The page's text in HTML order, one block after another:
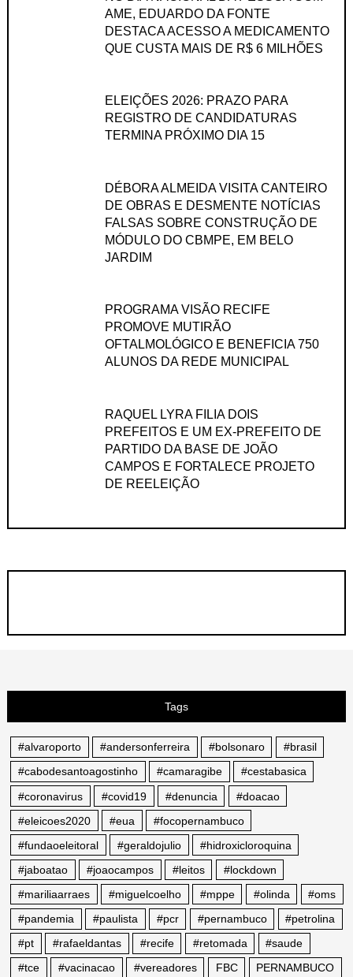
AME, EDUARDO DA FONTE
DESTACA ACESSO A MEDICAMENTO
QUE CUSTA MAIS DE R$ 6 MILHÕES
ELEIÇÕES 2026: PRAZO PARA
REGISTRO DE CANDIDATURAS
TERMINA PRÓXIMO DIA 15
DÉBORA ALMEIDA VISITA CANTEIRO
DE OBRAS E DESMENTE NOTÍCIAS
FALSAS SOBRE CONSTRUÇÃO DE
MÓDULO DO CBMPE, EM BELO
JARDIM
PROGRAMA VISÃO RECIFE
PROMOVE MUTIRÃO
OFTALMOLÓGICO E BENEFICIA 750
ALUNOS DA REDE MUNICIPAL
RAQUEL LYRA FILIA DOIS
PREFEITOS E UM EX-PREFEITO DE
PARTIDO DA BASE DE JOÃO
CAMPOS E FORTALECE PROJETO
DE REELEIÇÃO
Tags
#alvaroporto #andersonferreira #bolsonaro
#brasil
#cabodesantoagostinho
#camaragibe
#cestabasica
#coronavirus
#covid19 #denuncia
#doacao
#eleicoes2020
#eua
#focopernambuco
#fundaoeleitoral
#geraldojulio
#hidroxicloroquina
#jaboatao
#joaocampos #leitos
#lockdown
#mariliaarraes
#miguelcoelho #mppe #olinda
#oms
#pandemia
#paulista #pcr #pernambuco
#petrolina
#pt
#rafaeldantas #recife #retomada
#saude
#tce
#vacinacao #vereadores FBC PERNAMBUCO